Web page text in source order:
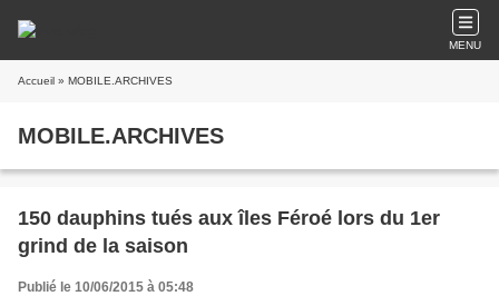
MENU
Accueil » MOBILE.ARCHIVES
MOBILE.ARCHIVES
150 dauphins tués aux îles Féroé lors du 1er
grind de la saison
Publié le 10/06/2015 à 05:48